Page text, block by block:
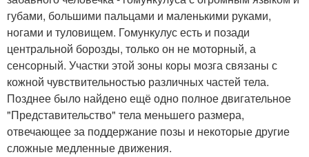
губами, большими пальцами и маленькими руками,
ногами и туловищем. Гомункулус есть и позади
центральной борозды, только он не моторный, а
сенсорный. Участки этой зоны коры мозга связаны с
кожной чувствительностью различных частей тела.
Позднее было найдено ещё одно полное двигательное
"Представительство" тела меньшего размера,
отвечающее за поддержание позы и некоторые другие
сложные медленные движения.